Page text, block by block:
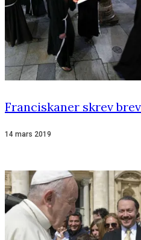
Franciskaner skrev
14 mars 2019